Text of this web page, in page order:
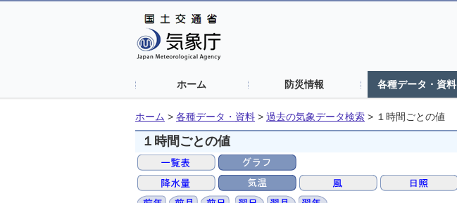
ホーム 防災情報 各種データ・資料
ホーム > 各種データ・資料 > 過去の気象データ検索 > １時間ごとの値
１時間ごとの値